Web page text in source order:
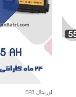
اوربیتال EFB